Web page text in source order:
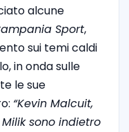
alcune
Sport,
sui temi caldi
in onda sulle
le sue
“Kevin Malcuit,
sono indietro